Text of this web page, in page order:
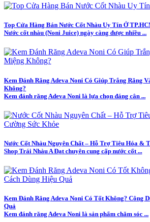
Top Cửa Hàng Bán Nước Cốt Nhàu Uy Tín Ở
Nước cốt nhàu (Noni Juice) ngày càng được nhiều ...
Kem Đánh Răng Adeva Noni Có Giúp Trắng Răng
Không?
Kem đánh răng Adeva Noni là lựa chọn đáng cân ...
Nước Cốt Nhàu Nguyên Chất – Hỗ Trợ Tiêu Hóa &
Shop Trái Nhàu A Đạt chuyên cung cấp nước cốt ...
Kem Đánh Răng Adeva Noni Có Tốt Không? Công
Quả
Kem đánh răng Adeva Noni là sản phẩm chăm sóc ...